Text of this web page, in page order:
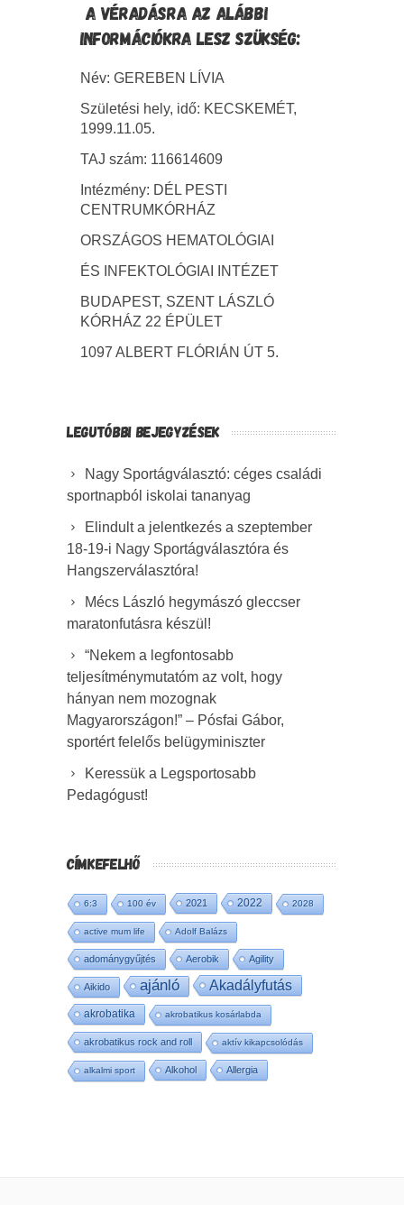
A VÉRADÁSRA AZ ALÁBBI
INFORMÁCIÓKRA LESZ SZÜKSÉG:
Név: GEREBEN LÍVIA
Születési hely, idő: KECSKEMÉT,
1999.11.05.
TAJ szám: 116614609
Intézmény: DÉL PESTI
CENTRUMKÓRHÁZ
ORSZÁGOS HEMATOLÓGIAI
ÉS INFEKTOLÓGIAI INTÉZET
BUDAPEST, SZENT LÁSZLÓ
KÓRHÁZ 22 ÉPÜLET
1097 ALBERT FLÓRIÁN ÚT 5.
LEGUTÓBBI BEJEGYZÉSEK
Nagy Sportágválasztó: céges családi
sportnapból iskolai tananyag
Elindult a jelentkezés a szeptember
18-19-i Nagy Sportágválasztóra és
Hangszerválasztóra!
Mécs László hegymászó gleccser
maratonfutásra készül!
“Nekem a legfontosabb
teljesítménymutatóm az volt, hogy
hányan nem mozognak
Magyarországon!” – Pósfai Gábor,
sportért felelős belügyminiszter
Keressük a Legsportosabb
Pedagógust!
CÍMKEFELHŐ
6:3 100 év 2021 2022 2028
active mum life Adolf Balázs
adománygyűjtés Aerobik Agility
Aikido ajánló Akadályfutás
akrobatika akrobatikus kosárlabda
akrobatikus rock and roll aktív kikapcsolódás
alkalmi sport Alkohol Allergia